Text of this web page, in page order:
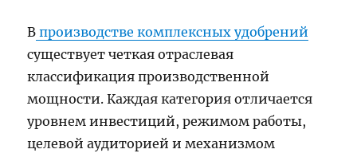
В производстве комплексных удобрений
существует четкая отраслевая
классификация производственной
мощности. Каждая категория отличается
уровнем инвестиций, режимом работы,
целевой аудиторией и механизмом